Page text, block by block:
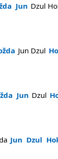
Jun Dzul
Jun Dzul
Jun Dzul
Jun Dzul